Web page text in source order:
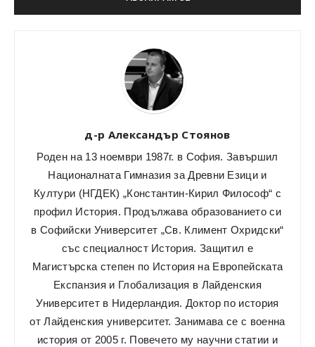
д-р Александър Стоянов
Роден на 13 ноември 1987г. в София. Завършил
Националната Гимназия за Древни Езици и
Култури (НГДЕК) „Константин-Кирил Философ“ с
профил История. Продължава образованието си
в Софийски Университет „Св. Климент Охридски“
със специалност История. Защитил е
Магистърска степен по История на Европейската
Експанзия и Глобализация в Лайденския
Университет в Нидерландия. Доктор по история
от Лайденския университет. Занимава се с военна
история от 2005 г. Повечето му научни статии и